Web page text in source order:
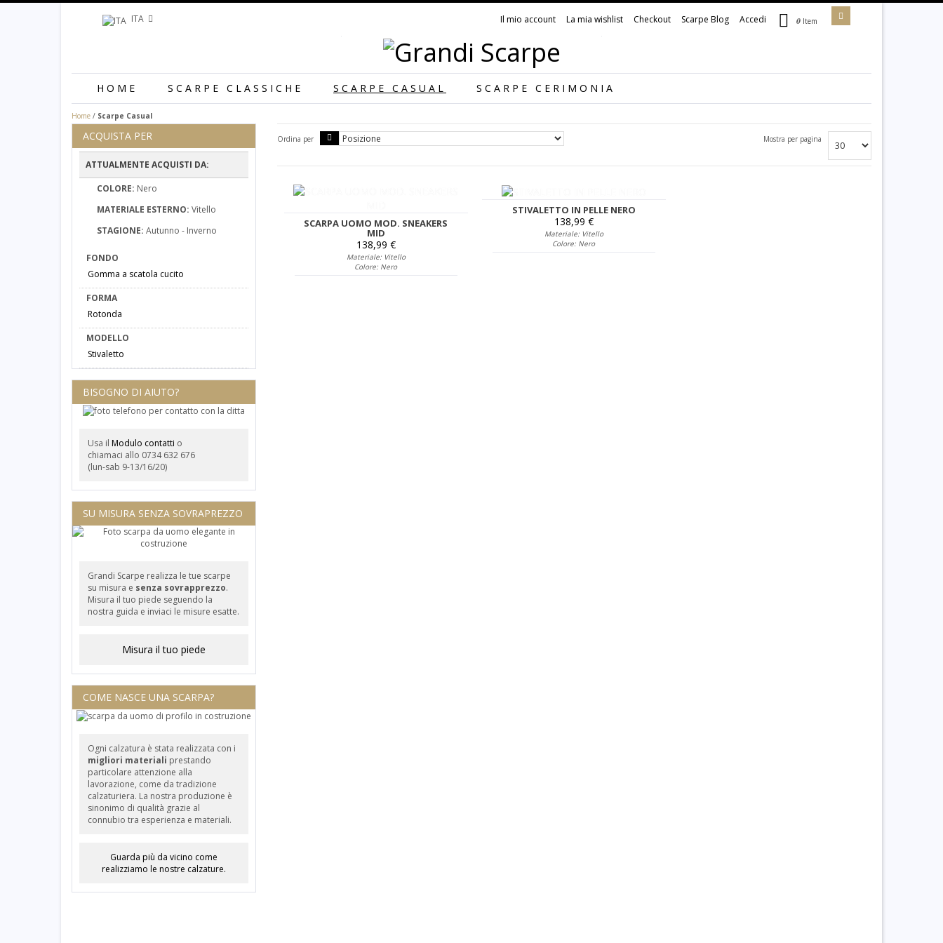
ITA 0 Item
Il mio account La mia wishlist Checkout Scarpe Blog Accedi
HOME SCARPE CLASSICHE SCARPE CASUAL SCARPE CERIMONIA
Home / Scarpe Casual
ACQUISTA PER
ATTUALMENTE ACQUISTI DA:
COLORE: Nero
MATERIALE ESTERNO: Vitello
STAGIONE: Autunno - Inverno
FONDO
Gomma a scatola cucito
FORMA
Rotonda
MODELLO
Stivaletto
BISOGNO DI AIUTO?
Usa il Modulo contatti o
chiamaci allo 0734 632 676
(lun-sab 9-13/16/20)
SU MISURA SENZA SOVRAPREZZO
Grandi Scarpe realizza le tue scarpe
su misura e senza sovrapprezzo.
Misura il tuo piede seguendo la
nostra guida e inviaci le misure esatte.
Misura il tuo piede
COME NASCE UNA SCARPA?
Ogni calzatura è stata realizzata con i
migliori materiali prestando
particolare attenzione alla
lavorazione, come da tradizione
calzaturiera. La nostra produzione è
sinonimo di qualità grazie al
connubio tra esperienza e materiali.
Guarda più da vicino come
realizziamo le nostre calzature.
Ordina per Mostra per pagina
SCARPA UOMO MOD. SNEAKERS
MID
138,99 €
Materiale: Vitello
Colore: Nero
STIVALETTO IN PELLE NERO
138,99 €
Materiale: Vitello
Colore: Nero